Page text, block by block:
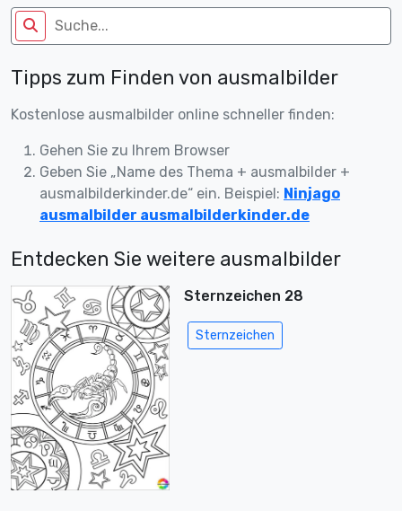
Tipps zum Finden von ausmalbilder
Kostenlose ausmalbilder online schneller finden:
Gehen Sie zu Ihrem Browser
Geben Sie „Name des Thema + ausmalbilder +
ausmalbilderkinder.de“ ein. Beispiel: Ninjago
ausmalbilder ausmalbilderkinder.de
Entdecken Sie weitere ausmalbilder
Sternzeichen 28
Sternzeichen